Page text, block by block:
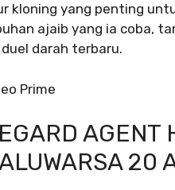
kloning yang penting
ajaib yang ia coba,
darah terbaru.
Prime
20